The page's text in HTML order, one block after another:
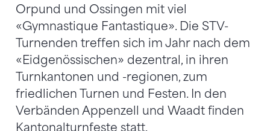
Orpund und Ossingen mit viel
«Gymnastique Fantastique». Die STV-
Turnenden treffen sich im Jahr nach dem
«Eidgenössischen» dezentral, in ihren
Turnkantonen und -regionen, zum
friedlichen Turnen und Festen. In den
Verbänden Appenzell und Waadt finden
Kantonalturnfeste statt.